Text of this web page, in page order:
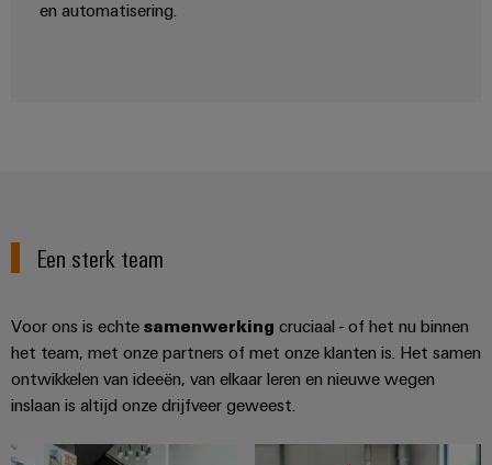
en automatisering.
Een sterk team
Voor ons is echte samenwerking cruciaal - of het nu binnen
het team, met onze partners of met onze klanten is. Het samen
ontwikkelen van ideeën, van elkaar leren en nieuwe wegen
inslaan is altijd onze drijfveer geweest.